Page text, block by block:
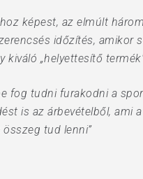
képest, az elmúlt
időzítés,
„helyettesítő
fog tudni furakodni a
is az árbevételből,
tud lenni”